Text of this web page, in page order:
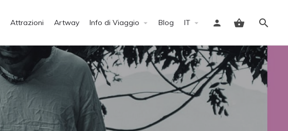
Attrazioni Artway Info di Viaggio Blog IT
Accedi